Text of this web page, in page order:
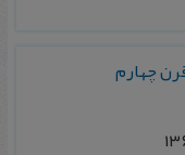
چهارم